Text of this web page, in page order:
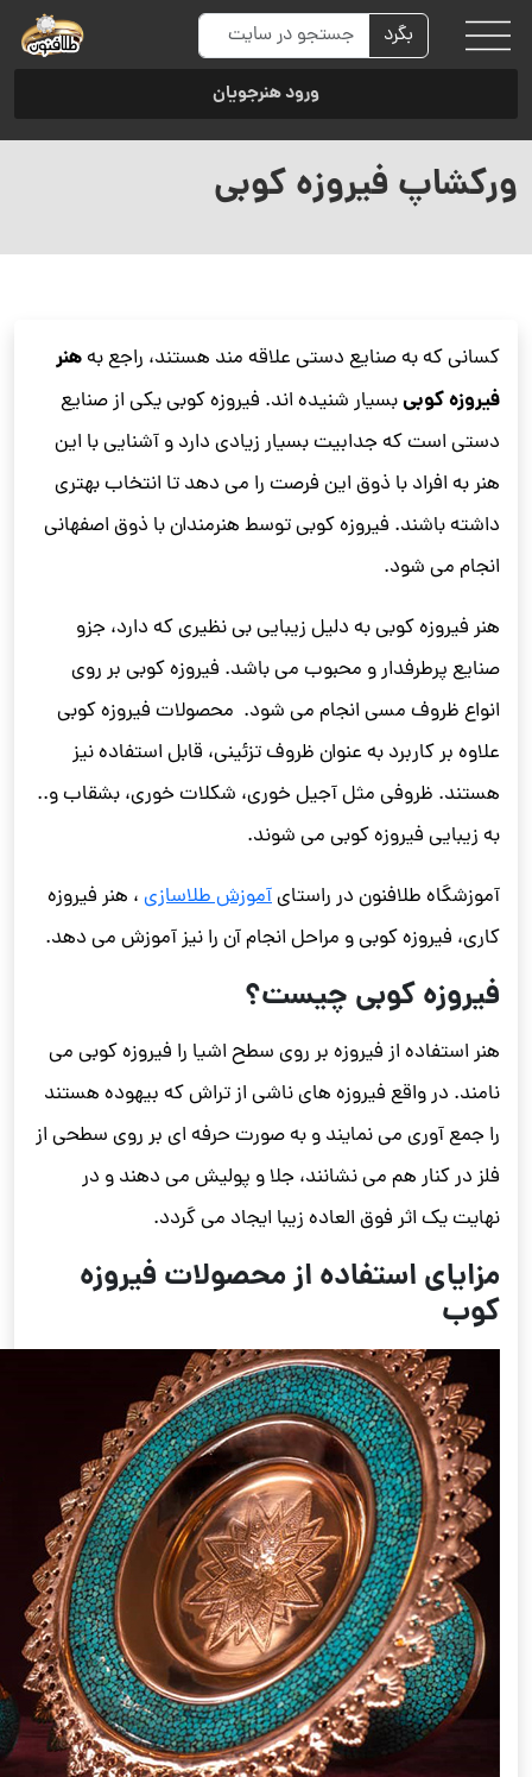
بگرد
ورود هنرجویان
ورکشاپ فیروزه کوبی
کسانی که به صنایع دستی علاقه مند هستند، راجع بههنر
فیروزه کوبیبسیار شنیده اند. فیروزه کوبی یکی از صنایع
دستی است که جدابیت بسیار زیادی دارد و آشنایی با این
هنر به افراد با ذوق این فرصت را می دهد تا انتخاب بهتری
داشته باشند. فیروزه کوبی توسط هنرمندان با ذوق اصفهانی
انجام می شود.
هنر فیروزه کوبی به دلیل زیبایی بی نظیری که دارد، جزو
صنایع پرطرفدار و محبوب می باشد. فیروزه کوبی بر روی
انواع ظروف مسی انجام می شود. محصولات فیروزه کوبی
علاوه بر کاربرد به عنوان ظروف تزئینی، قابل استفاده نیز
هستند. ظروفی مثل آجیل خوری، شکلات خوری، بشقاب و..
به زیبایی فیروزه کوبی می شوند.
آموزشگاه طلافنون در راستایآموزش طلاسازی، هنر فیروزه
کاری، فیروزه کوبی و مراحل انجام آن را نیز آموزش می دهد.
فیروزه کوبی چیست؟
هنر استفاده از فیروزه بر روی سطح اشیا را فیروزه کوبی می
نامند. در واقع فیروزه های ناشی از تراش که بیهوده هستند
را جمع آوری می نمایند و به صورت حرفه ای بر روی سطحی از
فلز در کنار هم می نشانند، جلا و پولیش می دهند و در
نهایت یک اثر فوق العاده زیبا ایجاد می گردد.
مزایای استفاده از محصولات فیروزه
کوب